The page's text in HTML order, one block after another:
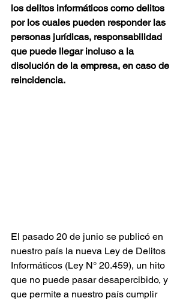
los delitos informáticos como delitos
por los cuales pueden responder las
personas jurídicas, responsabilidad
que puede llegar incluso a la
disolución de la empresa, en caso de
reincidencia.
El pasado 20 de junio se publicó en
nuestro país la nueva Ley de Delitos
Informáticos (Ley N° 20.459), un hito
que no puede pasar desapercibido, y
que permite a nuestro país cumplir